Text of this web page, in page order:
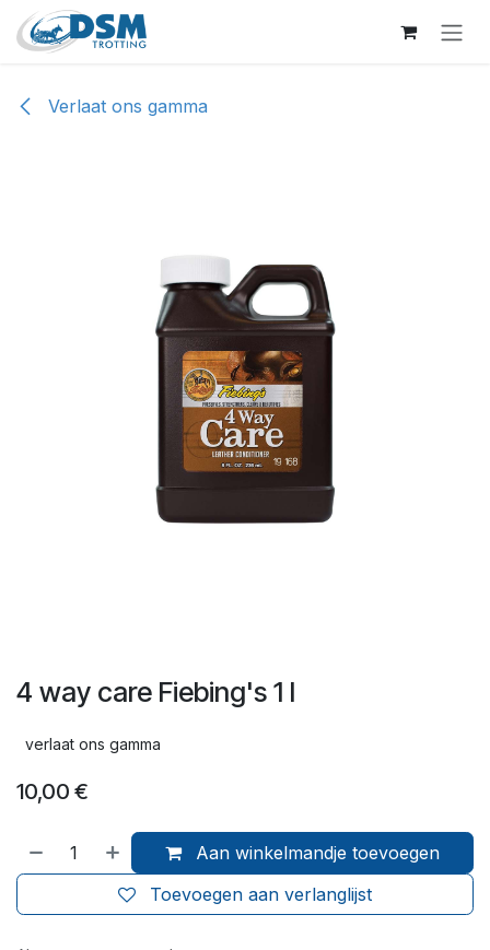
Overslaan naar inhoud
Verlaat ons gamma
4 way care Fiebing's 1 l
verlaat ons gamma
10,00 €
Aan winkelmandje toevoegen
Toevoegen aan verlanglijst